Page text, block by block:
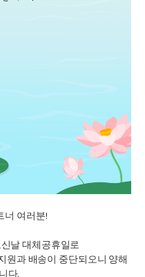
너 여러분!
날 대체공휴일로
원과 배송이 중단되오니 양해
다.